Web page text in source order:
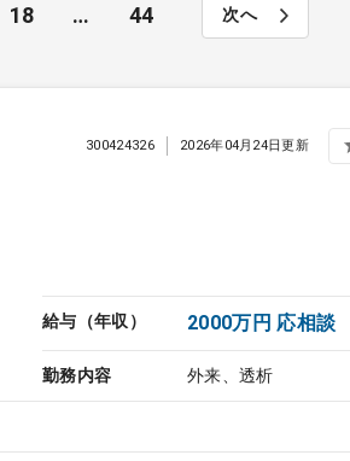
18 … 44 次へ
300424326 2026年04月24日更新
給与（年収） 2000万円 応相談
勤務内容 外来、透析